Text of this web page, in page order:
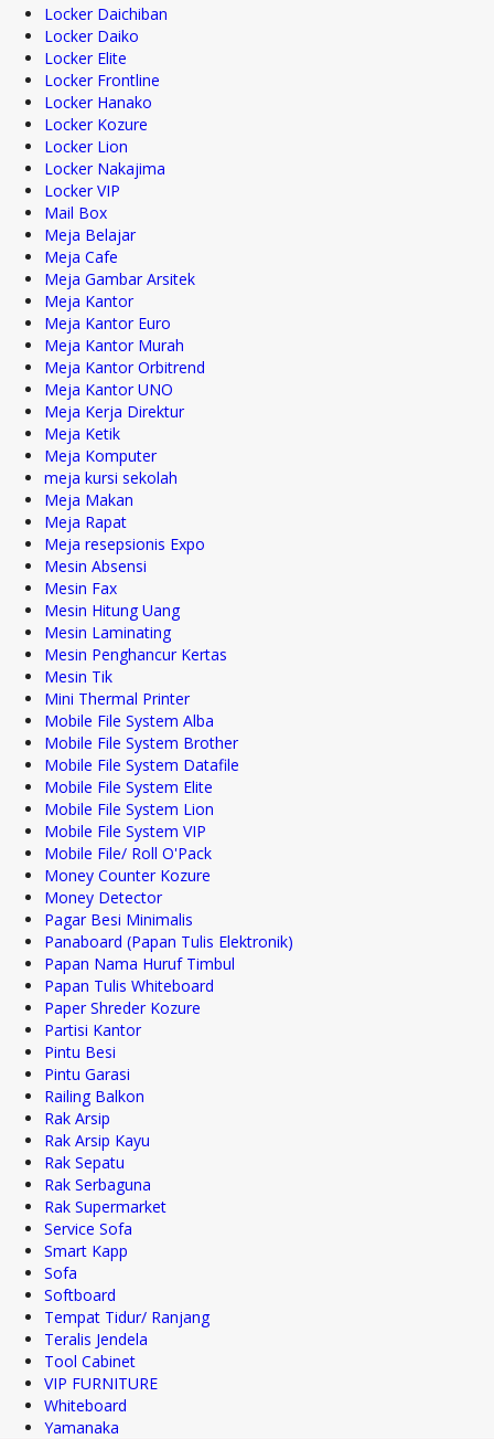
Locker Daichiban
Locker Daiko
Locker Elite
Locker Frontline
Locker Hanako
Locker Kozure
Locker Lion
Locker Nakajima
Locker VIP
Mail Box
Meja Belajar
Meja Cafe
Meja Gambar Arsitek
Meja Kantor
Meja Kantor Euro
Meja Kantor Murah
Meja Kantor Orbitrend
Meja Kantor UNO
Meja Kerja Direktur
Meja Ketik
Meja Komputer
meja kursi sekolah
Meja Makan
Meja Rapat
Meja resepsionis Expo
Mesin Absensi
Mesin Fax
Mesin Hitung Uang
Mesin Laminating
Mesin Penghancur Kertas
Mesin Tik
Mini Thermal Printer
Mobile File System Alba
Mobile File System Brother
Mobile File System Datafile
Mobile File System Elite
Mobile File System Lion
Mobile File System VIP
Mobile File/ Roll O'Pack
Money Counter Kozure
Money Detector
Pagar Besi Minimalis
Panaboard (Papan Tulis Elektronik)
Papan Nama Huruf Timbul
Papan Tulis Whiteboard
Paper Shreder Kozure
Partisi Kantor
Pintu Besi
Pintu Garasi
Railing Balkon
Rak Arsip
Rak Arsip Kayu
Rak Sepatu
Rak Serbaguna
Rak Supermarket
Service Sofa
Smart Kapp
Sofa
Softboard
Tempat Tidur/ Ranjang
Teralis Jendela
Tool Cabinet
VIP FURNITURE
Whiteboard
Yamanaka